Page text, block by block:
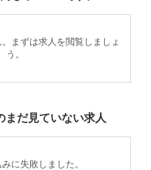
まずは求人を閲覧しましょ
う。
まだ見ていない求人
に失敗しました。